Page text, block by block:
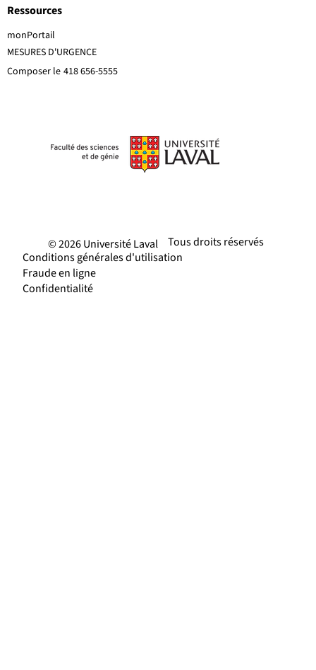
MESURES D'URGENCE
Composer le 418 656-5555
Ressources
monPortail
Tous droits réservés
© 2026 Université Laval
Conditions générales d'utilisation
Fraude en ligne
Confidentialité